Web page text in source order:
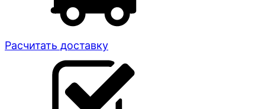
Расчитать доставку